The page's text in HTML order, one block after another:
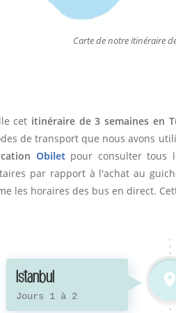
Carte de notre itinéraire
cet itinéraire de 3 semaines en
de transport que nous avons
Obiletpour consulter tous
par rapport à l'achat au
les horaires des bus en direct.
Istanbul
Jours 1 à 2